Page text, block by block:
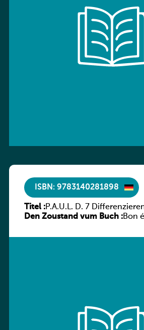
ISBN: 9783140281898
Titel :P.A.U.L. D. 7
Luxemburg – Arbeitsheft
Den Zoustand vum Buch :Bon